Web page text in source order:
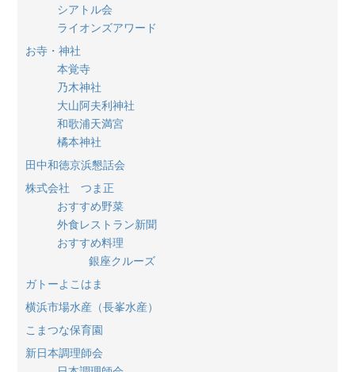
シアトル会
ライオンズアワード
お寺・神社
本覚寺
乃木神社
大山阿夫利神社
和歌浦天満宮
橘本神社
田中和徳京浜懇話会
株式会社 つま正
おすすめ野菜
外食レストラン新聞
おすすめ料理
銀座クルーズ
ガトーよこはま
横浜市場水産（長峯水産）
こまつな保育園
新日本調理師会